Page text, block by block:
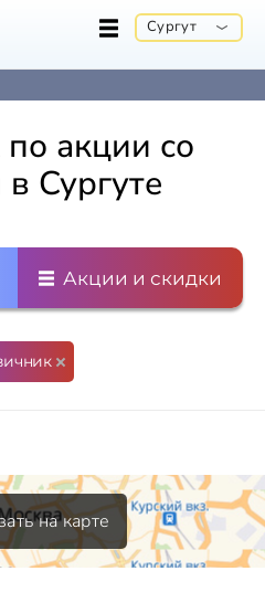
Сургут
акции со
Сургуте
Акции и скидки
на карте